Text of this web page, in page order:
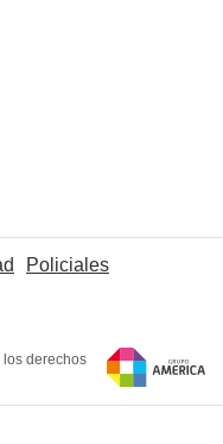
Policiales
los derechos